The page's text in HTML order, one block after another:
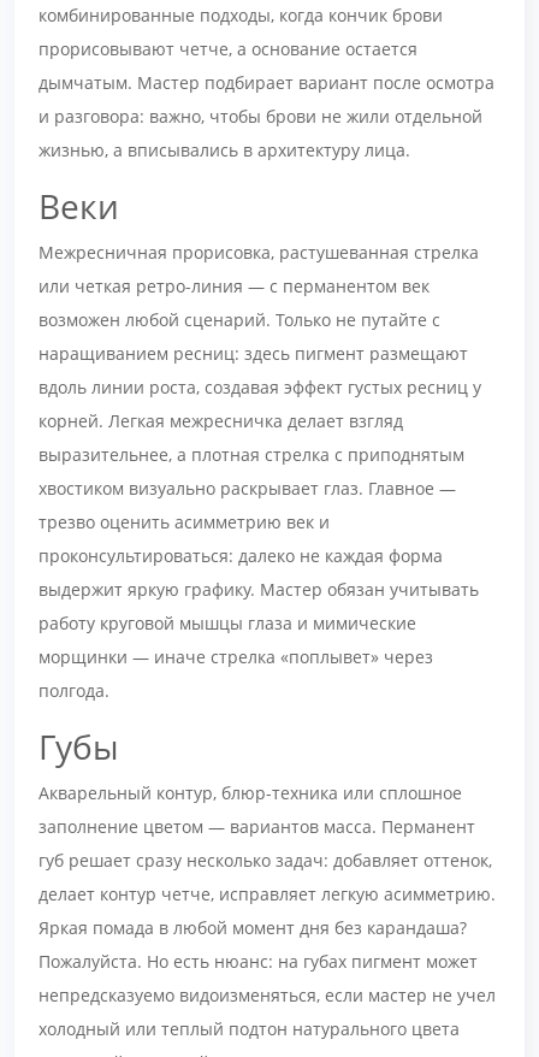
комбинированные подходы, когда кончик брови
прорисовывают четче, а основание остается
дымчатым. Мастер подбирает вариант после осмотра
и разговора: важно, чтобы брови не жили отдельной
жизнью, а вписывались в архитектуру лица.
Веки
Межресничная прорисовка, растушеванная стрелка
или четкая ретро-линия — с перманентом век
возможен любой сценарий. Только не путайте с
наращиванием ресниц: здесь пигмент размещают
вдоль линии роста, создавая эффект густых ресниц у
корней. Легкая межресничка делает взгляд
выразительнее, а плотная стрелка с приподнятым
хвостиком визуально раскрывает глаз. Главное —
трезво оценить асимметрию век и
проконсультироваться: далеко не каждая форма
выдержит яркую графику. Мастер обязан учитывать
работу круговой мышцы глаза и мимические
морщинки — иначе стрелка «поплывет» через
полгода.
Губы
Акварельный контур, блюр-техника или сплошное
заполнение цветом — вариантов масса. Перманент
губ решает сразу несколько задач: добавляет оттенок,
делает контур четче, исправляет легкую асимметрию.
Яркая помада в любой момент дня без карандаша?
Пожалуйста. Но есть нюанс: на губах пигмент может
непредсказуемо видоизменяться, если мастер не учел
холодный или теплый подтон натурального цвета